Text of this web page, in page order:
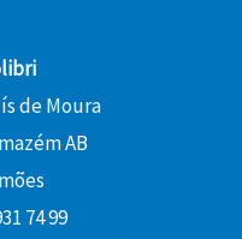
de Moura
AB
74 99